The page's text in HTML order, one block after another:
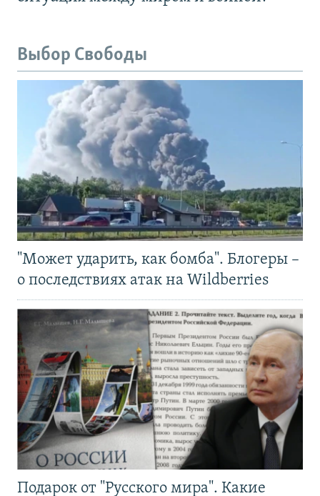
Выбор Свободы
"Может ударить, как бомба". Блогеры –
о последствиях атак на Wildberries
Подарок от "Русского мира". Какие